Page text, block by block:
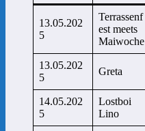
13.05.202
5
Terrassenf
est meets
Maiwoche
13.05.202
5
Greta
14.05.202
5
Lostboi
Lino